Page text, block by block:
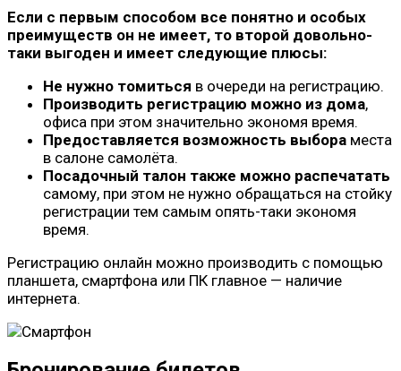
Если с первым способом все понятно и особых
преимуществ он не имеет, то второй довольно-
таки выгоден и имеет следующие плюсы:
Не нужно томиться в очереди на регистрацию.
Производить регистрацию можно из дома,
офиса при этом значительно экономя время.
Предоставляется возможность выбора места
в салоне самолёта.
Посадочный талон также можно распечатать
самому, при этом не нужно обращаться на стойку
регистрации тем самым опять-таки экономя
время.
Регистрацию онлайн можно производить с помощью
планшета, смартфона или ПК главное — наличие
интернета.